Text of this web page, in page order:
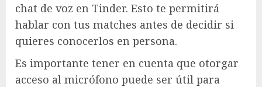
chat de voz en Tinder. Esto te permitirá
hablar con tus matches antes de decidir si
quieres conocerlos en persona.
Es importante tener en cuenta que otorgar
acceso al micrófono puede ser útil para